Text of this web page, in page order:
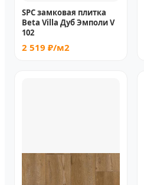
SPC замковая плитка
Beta Villa Дуб Эмполи V
102
2 519 ₽/м2